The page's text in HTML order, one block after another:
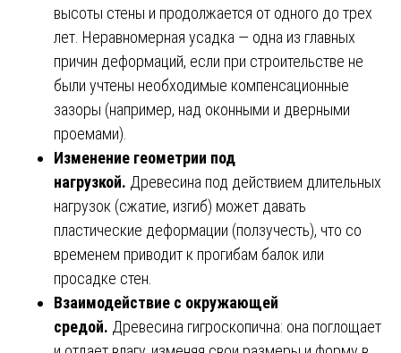
высоты стены и продолжается от одного до трех
лет. Неравномерная усадка — одна из главных
причин деформаций, если при строительстве не
были учтены необходимые компенсационные
зазоры (например, над оконными и дверными
проемами).
Изменение геометрии под
нагрузкой. Древесина под действием длительных
нагрузок (сжатие, изгиб) может давать
пластические деформации (ползучесть), что со
временем приводит к прогибам балок или
просадке стен.
Взаимодействие с окружающей
средой. Древесина гигроскопична: она поглощает